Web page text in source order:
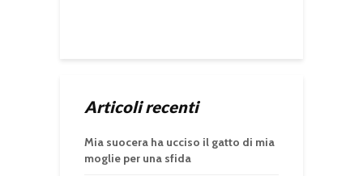
Articoli recenti
Mia suocera ha ucciso il gatto di mia
moglie per una sfida